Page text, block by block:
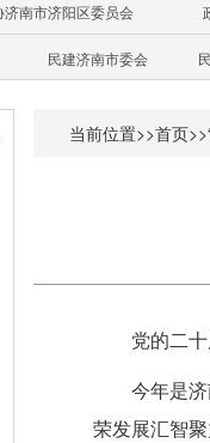
济南市济阳区委员会
民建济南市委会
当前位置>>首页>>
党的二
今年是
荣发展汇智聚